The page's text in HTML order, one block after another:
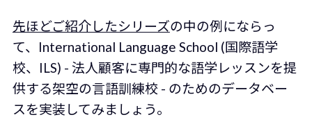
先ほどご紹介したシリーズの中の例にならっ
て、International Language School (国際語学
校、ILS) - 法人顧客に専門的な語学レッスンを提
供する架空の言語訓練校 - のためのデータベー
スを実装してみましょう。